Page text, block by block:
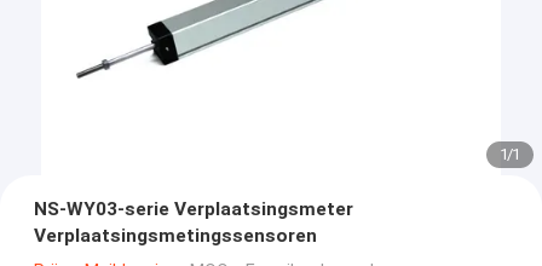
1/1
NS-WY03-serie Verplaatsingsmeter
Verplaatsingsmetingssensoren